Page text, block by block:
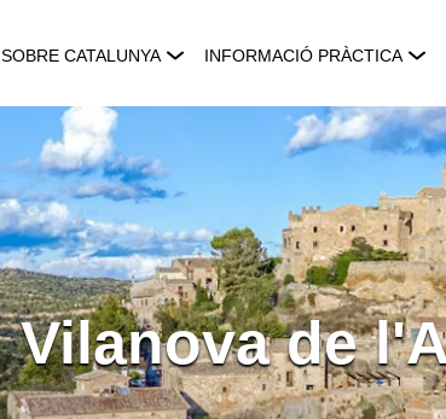
SOBRE CATALUNYA INFORMACIÓ PRÀCTICA
Vilanova de